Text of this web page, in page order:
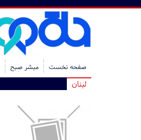
صفحه نخست مبشر صبح
لبنان